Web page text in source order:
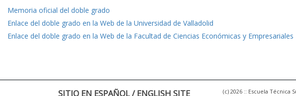
Memoria oficial del doble grado
Enlace del doble grado en la Web de la Universidad de Valladolid
Enlace del doble grado en la Web de la Facultad de Ciencias Económicas y Empresariales
SITIO EN ESPAÑOL / ENGLISH SITE
(c) 2026 :: Escuela